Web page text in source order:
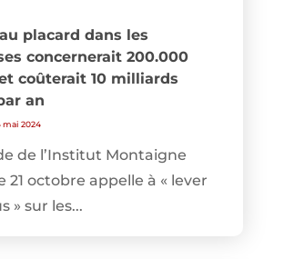
placard dans les
concernerait 200.000
coûterait 10 milliards
an
mai 2024
de l’Institut Montaigne
21 octobre appelle à « lever
» sur les...